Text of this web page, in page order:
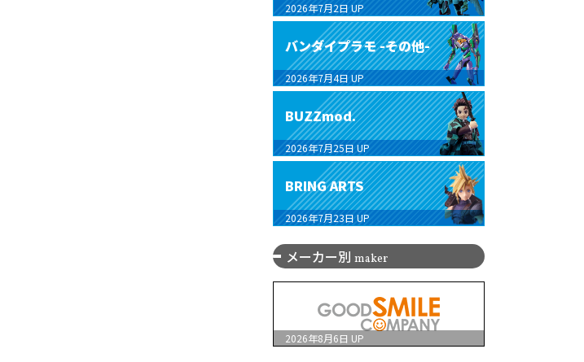
2026年7月2日 UP
バンダイプラモ -その他-
2026年7月4日 UP
BUZZmod.
2026年7月25日 UP
BRING ARTS
2026年7月23日 UP
メーカー別 maker
2026年8月6日 UP